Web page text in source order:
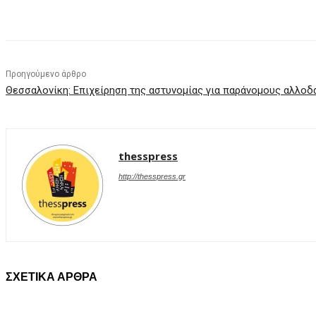
Προηγούμενο άρθρο
Θεσσαλονίκη: Επιχείρηση της αστυνομίας για παράνομους
thesspress
http://thesspress.gr
ΣΧΕΤΙΚΑ ΑΡΘΡΑ